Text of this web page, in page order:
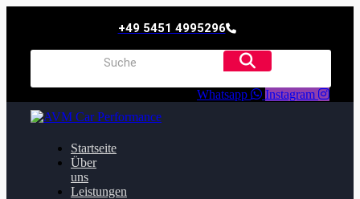
+49 5451 4995296
Whatsapp Instagram
Startseite
Über
uns
Leistungen